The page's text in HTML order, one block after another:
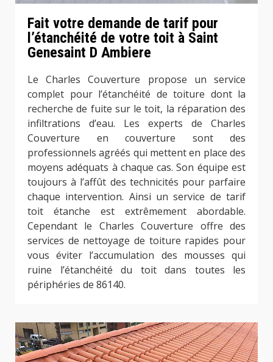
Fait votre demande de tarif pour
l’étanchéité de votre toit à Saint
Genesaint D Ambiere
Le Charles Couverture propose un service
complet pour l’étanchéité de toiture dont la
recherche de fuite sur le toit, la réparation des
infiltrations d’eau. Les experts de Charles
Couverture en couverture sont des
professionnels agréés qui mettent en place des
moyens adéquats à chaque cas. Son équipe est
toujours à l’affût des technicités pour parfaire
chaque intervention. Ainsi un service de tarif
toit étanche est extrêmement abordable.
Cependant le Charles Couverture offre des
services de nettoyage de toiture rapides pour
vous éviter l’accumulation des mousses qui
ruine l’étanchéité du toit dans toutes les
périphéries de 86140.